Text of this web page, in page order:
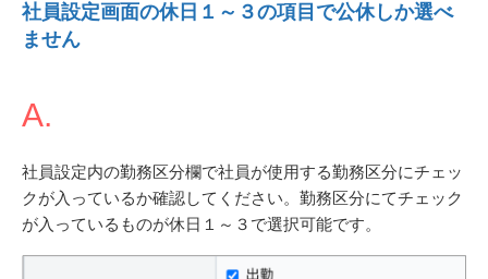
社員設定画面の休日１～３の項目で公休しか選べ
ません
A.
社員設定内の勤務区分欄で社員が使用する勤務区分にチェッ
クが入っているか確認してください。勤務区分にてチェック
が入っているものが休日１～３で選択可能です。